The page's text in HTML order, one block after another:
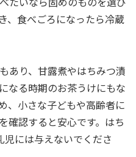
、食べごろになったら冷蔵
あり、甘露煮やはちみつ漬
なる時期のお茶うけにもな
、小さな子どもや高齢者に
確認すると安心です。はち
には与えないでくださ